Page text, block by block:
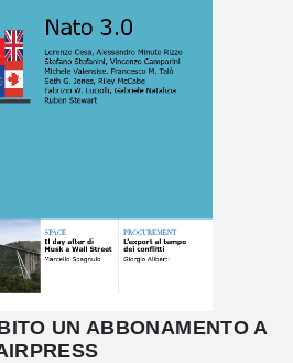
UN ABBONAMENTO A